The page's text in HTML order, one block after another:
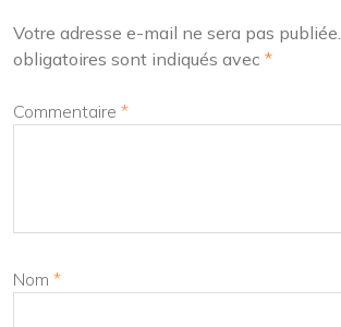
Votre adresse e-mail ne sera pas publiée.
obligatoires sont indiqués avec *
Commentaire *
Nom *